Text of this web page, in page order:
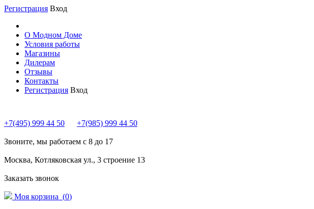
Регистрация Вход
О Модном Доме
Условия работы
Магазины
Дилерам
Отзывы
Контакты
Регистрация Вход
+7(495) 999 44 50 +7(985) 999 44 50
Звоните, мы работаем с 8 до 17
Москва, Котляковская ул., 3 строение 13
Заказать звонок
Моя корзина (0)